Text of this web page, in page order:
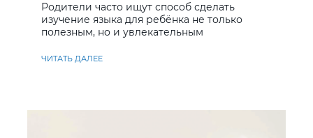
Родители часто ищут способ сделать
изучение языка для ребёнка не только
полезным, но и увлекательным
ЧИТАТЬ ДАЛЕЕ